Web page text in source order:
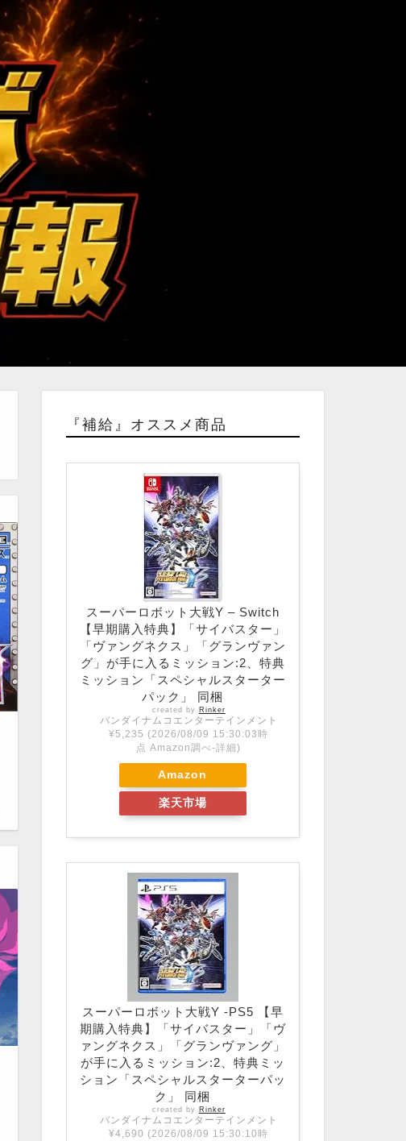
『補給』オススメ商品
スーパーロボット大戦Y – Switch
【早期購入特典】「サイバスター」
「ヴァングネクス」「グランヴァン
グ」が手に入るミッション:2、特典
ミッション「スペシャルスターター
パック」 同梱
created by Rinker
バンダイナムコエンターテインメント
¥5,235 (2026/08/09 15:30:03時
点 Amazon調べ-詳細)
Amazon
楽天市場
スーパーロボット大戦Y -PS5 【早
期購入特典】「サイバスター」「ヴ
ァングネクス」「グランヴァング」
が手に入るミッション:2、特典ミッ
ション「スペシャルスターターパッ
ク」 同梱
created by Rinker
バンダイナムコエンターテインメント
¥4,690 (2026/08/09 15:30:10時